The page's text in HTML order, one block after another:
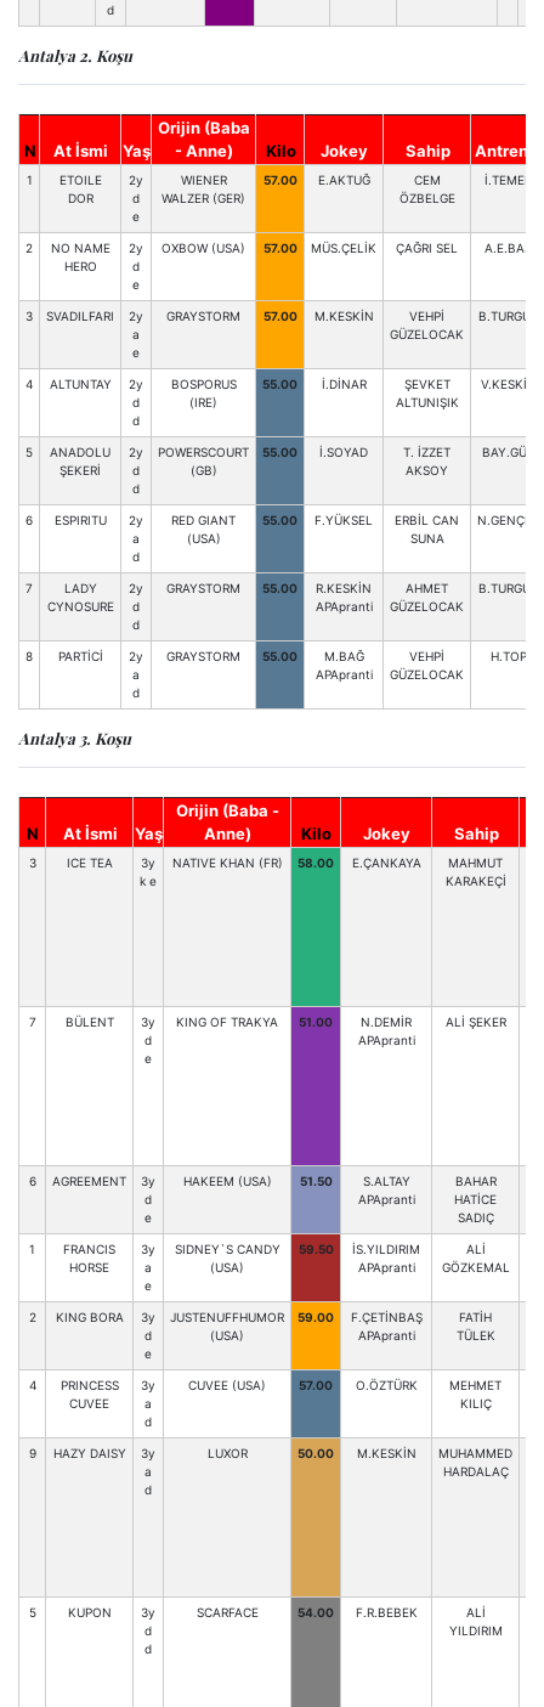
d
Antalya 2. Koşu
N At İsmi Yaş
Orijin (Baba
- Anne)
Kilo Jokey Sahip Antrenör
1
ETOILE
DOR
2y
d
e
WIENER
WALZER (GER)
57.00 E.AKTUĞ
CEM
ÖZBELGE
İ.TEMEL
2
NO NAME
HERO
2y
d
e
OXBOW (USA) 57.00 MÜS.ÇELİK ÇAĞRI SEL A.E.BAŞ
3 SVADILFARI
2y
a
e
GRAYSTORM 57.00 M.KESKİN
VEHPİ
GÜZELOCAK
B.TURGUL
4 ALTUNTAY
2y
d
d
BOSPORUS
(IRE)
55.00 İ.DİNAR
ŞEVKET
ALTUNIŞIK
V.KESKİN
5
ANADOLU
ŞEKERİ
2y
d
d
POWERSCOURT
(GB)
55.00 İ.SOYAD
T. İZZET
AKSOY
BAY.GÜL
6 ESPIRITU
2y
a
d
RED GIANT
(USA)
55.00 F.YÜKSEL
ERBİL CAN
SUNA
N.GENÇER
7
LADY
CYNOSURE
2y
d
d
GRAYSTORM 55.00
R.KESKİN
APApranti
AHMET
GÜZELOCAK
B.TURGUL
8 PARTİCİ
2y
a
d
GRAYSTORM 55.00
M.BAĞ
APApranti
VEHPİ
GÜZELOCAK
H.TOP
Antalya 3. Koşu
N At İsmi Yaş
Orijin (Baba -
Anne)
Kilo Jokey Sahip
3 ICE TEA
3y
k e
NATIVE KHAN (FR) 58.00 E.ÇANKAYA
MAHMUT
KARAKEÇİ
7 BÜLENT
3y
d
e
KING OF TRAKYA 51.00
N.DEMİR
APApranti
ALİ ŞEKER
6 AGREEMENT
3y
d
e
HAKEEM (USA) 51.50
S.ALTAY
APApranti
BAHAR
HATİCE
SADIÇ
1
FRANCIS
HORSE
3y
a
e
SIDNEY`S CANDY
(USA)
59.50
İS.YILDIRIM
APApranti
ALİ
GÖZKEMAL
2 KING BORA
3y
d
e
JUSTENUFFHUMOR
(USA)
59.00
F.ÇETİNBAŞ
APApranti
FATİH
TÜLEK
4
PRINCESS
CUVEE
3y
a
d
CUVEE (USA) 57.00 O.ÖZTÜRK
MEHMET
KILIÇ
9 HAZY DAISY
3y
a
d
LUXOR 50.00 M.KESKİN
MUHAMMED
HARDALAÇ
5 KUPON
3y
d
d
SCARFACE 54.00 F.R.BEBEK
ALİ
YILDIRIM